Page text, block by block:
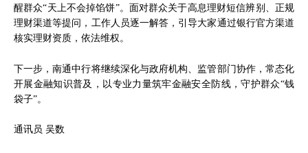
醒群众“天上不会掉馅饼”。面对群众关于高息理财短信辨别、正规
理财渠道等提问，工作人员逐一解答，引导大家通过银行官方渠道
核实理财资质，依法维权。
下一步，南通中行将继续深化与政府机构、监管部门协作，常态化
开展金融知识普及，以专业力量筑牢金融安全防线，守护群众“钱
袋子”。
通讯员 吴数